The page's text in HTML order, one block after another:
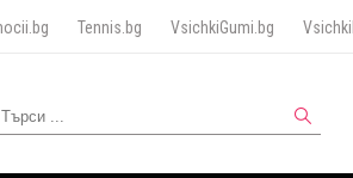
Tennis.bg VsichkiGumi.bg